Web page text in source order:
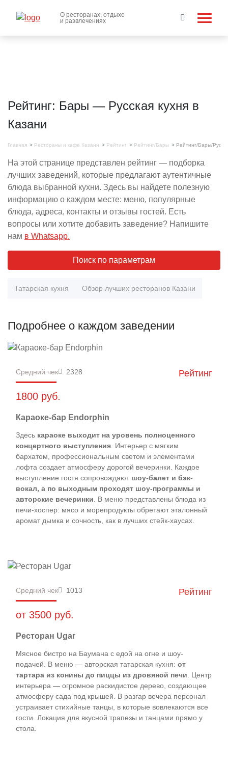
О ресторанах, отдыхе
и развлечениях
Рейтинг: Бары — Русская кухня в
Казани
Главная Рестораны и кафе Казани Рейтинг Рейтинг/Бары Рейтинг/Бары/
На этой странице представлен рейтинг — подборка
лучших заведений, которые предлагают аутентичные
блюда выбранной кухни. Здесь вы найдете полезную
информацию о каждом месте: меню, популярные
блюда, адреса, контакты и отзывы гостей. Есть
вопросы или хотите добавить заведение? Напишите
нам в Whatsapp.
Поиск по параметрам
Татарская кухня Обзор лучших ресторанов Казани
Подробнее о каждом заведении
Средний чек 2328
1800 руб.
Рейтинг
Караоке-бар Endorphin
Здесь караоке выходит на уровень полноценного
концертного выступления . Интерьер с мягким
бархатом, профессиональным светом и элементами
лофта создает атмосферу дорогой вечеринки. Каждое
выступление гостя сопровождают шоу-балет и бэк-
вокал, а по выходным проходят шоу-программы и
авторские вечеринки . В меню представлены блюда из
печи-хоспер: мясо и морепродукты обретают эталонный
аромат дымка и сочность, как в лучших стейк-хаусах.
Средний чек 1013
от 3500 руб.
Рейтинг
Ресторан Ugar
Мясное бистро на Баумана с едой на огне и шоу-
подачей. В меню — авторская татарская кухня: от
тартара из конины до пиццы из дровяной печи . Центр
интерьера — огромное раскидистое дерево, создающее
атмосферу сада под крышей. В разгар вечера персонал
устраивает стихийные танцы, в которые вовлекаются все
гости. Локация для вкусной трапезы и танцами прямо у
стола.